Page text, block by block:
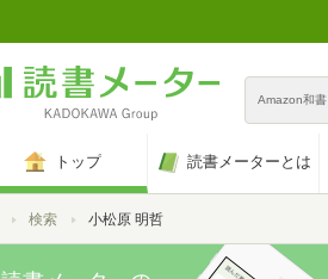
Amazon和書
トップ 読書メーターとは
トップ検索 小松原 明哲